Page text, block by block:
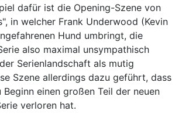
dafür ist die Opening-Szene von
in welcher Frank Underwood (Kevin
Hund umbringt, die
also maximal unsympathisch
Serienlandschaft als mutig
Szene allerdings dazu geführt, dass
einen großen Teil der neuen
verloren hat.